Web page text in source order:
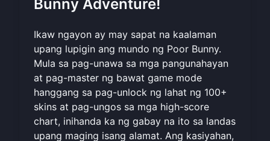
Bunny Adventure!
Ikaw ngayon ay may sapat na kaalaman
upang lupigin ang mundo ng Poor Bunny.
Mula sa pag-unawa sa mga pangunahayan
at pag-master ng bawat game mode
hanggang sa pag-unlock ng lahat ng 100+
skins at pag-ungos sa mga high-score
chart, inihanda ka ng gabay na ito sa landas
upang maging isang alamat. Ang kasiyahan,